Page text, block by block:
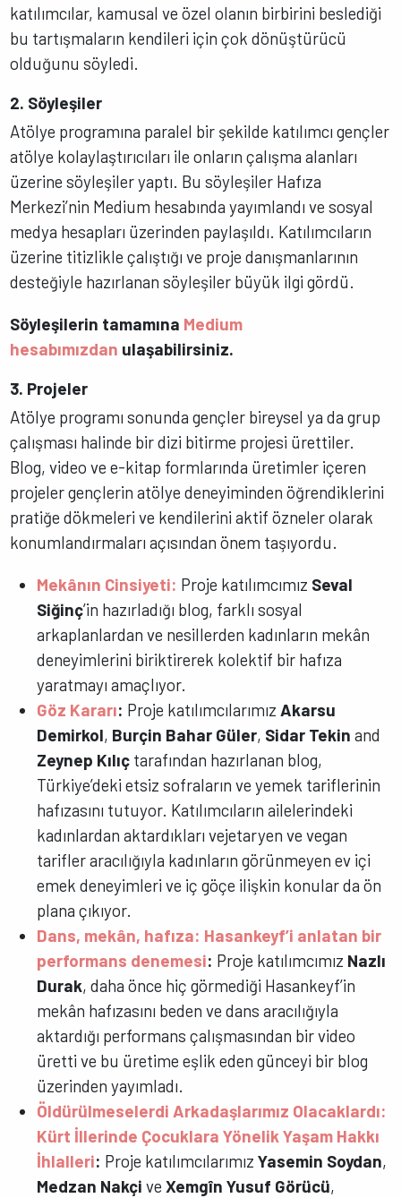
katılımcılar, kamusal ve özel olanın birbirini beslediği
bu tartışmaların kendileri için çok dönüştürücü
olduğunu söyledi.
2. Söyleşiler
Atölye programına paralel bir şekilde katılımcı gençler
atölye kolaylaştırıcıları ile onların çalışma alanları
üzerine söyleşiler yaptı. Bu söyleşiler Hafıza
Merkezi’nin Medium hesabında yayımlandı ve sosyal
medya hesapları üzerinden paylaşıldı. Katılımcıların
üzerine titizlikle çalıştığı ve proje danışmanlarının
desteğiyle hazırlanan söyleşiler büyük ilgi gördü.
Söyleşilerin tamamına Medium
hesabımızdan ulaşabilirsiniz.
3. Projeler
Atölye programı sonunda gençler bireysel ya da grup
çalışması halinde bir dizi bitirme projesi ürettiler.
Blog, video ve e-kitap formlarında üretimler içeren
projeler gençlerin atölye deneyiminden öğrendiklerini
pratiğe dökmeleri ve kendilerini aktif özneler olarak
konumlandırmaları açısından önem taşıyordu.
Mekânın Cinsiyeti: Proje katılımcımız Seval
Siğinç’in hazırladığı blog, farklı sosyal
arkaplanlardan ve nesillerden kadınların mekân
deneyimlerini biriktirerek kolektif bir hafıza
yaratmayı amaçlıyor.
Göz Kararı: Proje katılımcılarımız Akarsu
Demirkol, Burçin Bahar Güler, Sidar Tekin and
Zeynep Kılıç tarafından hazırlanan blog,
Türkiye’deki etsiz sofraların ve yemek tariflerinin
hafızasını tutuyor. Katılımcıların ailelerindeki
kadınlardan aktardıkları vejetaryen ve vegan
tarifler aracılığıyla kadınların görünmeyen ev içi
emek deneyimleri ve iç göçe ilişkin konular da ön
plana çıkıyor.
Dans, mekân, hafıza: Hasankeyf’i anlatan bir
performans denemesi: Proje katılımcımız Nazlı
Durak, daha önce hiç görmediği Hasankeyf’in
mekân hafızasını beden ve dans aracılığıyla
aktardığı performans çalışmasından bir video
üretti ve bu üretime eşlik eden günceyi bir blog
üzerinden yayımladı.
Öldürülmeselerdi Arkadaşlarımız Olacaklardı:
Kürt İllerinde Çocuklara Yönelik Yaşam Hakkı
İhlalleri: Proje katılımcılarımızYasemin Soydan,
Medzan Nakçi veXemgîn Yusuf Görücü,